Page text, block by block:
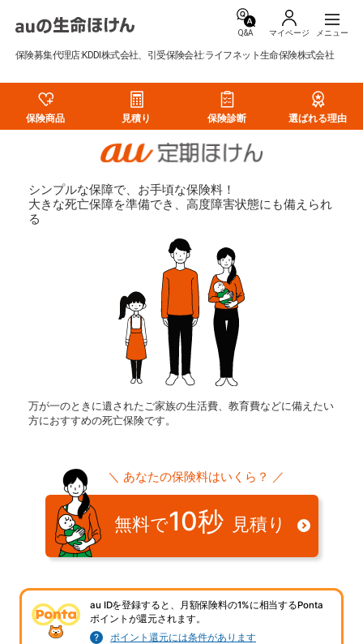
Q&A マイページ
保険募集代理店:KDDI株式会社、引受保険会社:ライフネット生命保険株式会社
保険商品 見積り 保険診断 選ばれる理由
シンプルな保障で、お手頃な保険料！
大きな死亡保障を準備でき、高度障害状態にも備えられ
る
万が一のときに遺されたご家族の生活費、教育費などに備えたい
方におすすめの死亡保険です。
＼ あなたの保険料はいくら？ ／
無料で10秒 見積り
au IDを登録すると、月額保険料の1%に相当するPonta
ポイントが還元されます。
ポイント還元には条件があります